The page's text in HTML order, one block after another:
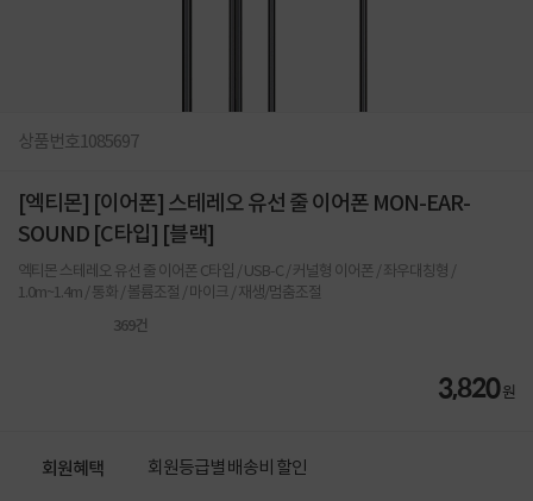
상품번호1085697
[엑티몬] [이어폰] 스테레오 유선 줄 이어폰 MON-EAR-
SOUND [C타입] [블랙]
엑티몬 스테레오 유선 줄 이어폰 C타입 / USB-C / 커널형 이어폰 / 좌우대칭형 /
1.0m~1.4m / 통화 / 볼륨조절 / 마이크 / 재생/멈춤조절
369건
3,820원
회원혜택 회원등급별 배송비 할인